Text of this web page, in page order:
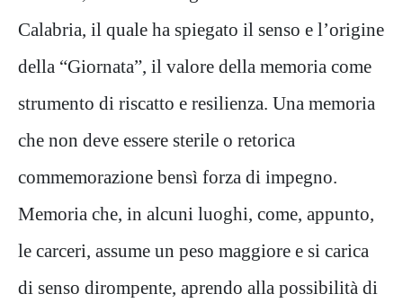
Calabria, il quale ha spiegato il senso e l’origine
della “Giornata”, il valore della memoria come
strumento di riscatto e resilienza. Una memoria
che non deve essere sterile o retorica
commemorazione bensì forza di impegno.
Memoria che, in alcuni luoghi, come, appunto,
le carceri, assume un peso maggiore e si carica
di senso dirompente, aprendo alla possibilità di